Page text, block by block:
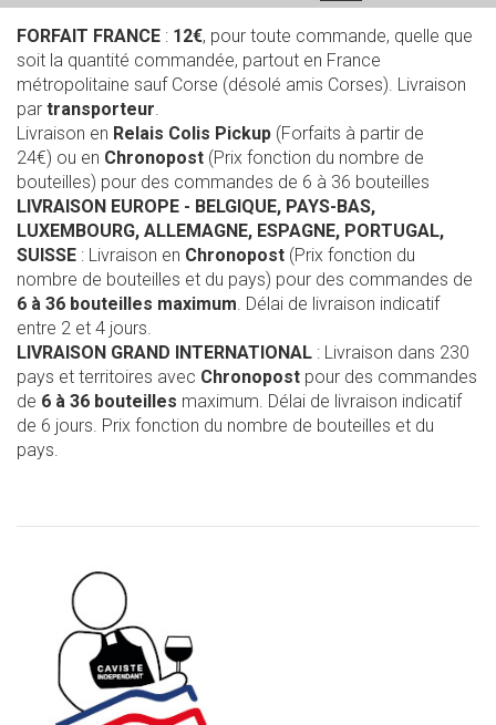
FORFAIT FRANCE : 12€, pour toute commande, quelle que
soit la quantité commandée, partout en France
métropolitaine sauf Corse (désolé amis Corses). Livraison
par transporteur.
Livraison en Relais Colis Pickup (Forfaits à partir de
24€) ou en Chronopost (Prix fonction du nombre de
bouteilles) pour des commandes de 6 à 36 bouteilles
LIVRAISON EUROPE - BELGIQUE, PAYS-BAS,
LUXEMBOURG, ALLEMAGNE, ESPAGNE, PORTUGAL,
SUISSE : Livraison en Chronopost (Prix fonction du
nombre de bouteilles et du pays) pour des commandes de
6 à 36 bouteilles maximum. Délai de livraison indicatif
entre 2 et 4 jours.
LIVRAISON GRAND INTERNATIONAL : Livraison dans 230
pays et territoires avec Chronopost pour des commandes
de 6 à 36 bouteilles maximum. Délai de livraison indicatif
de 6 jours. Prix fonction du nombre de bouteilles et du
pays.